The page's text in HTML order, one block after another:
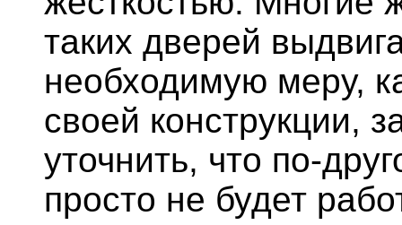
таких дверей
необходимую меру,
своей конструкции,
уточнить, что по-
просто не будет